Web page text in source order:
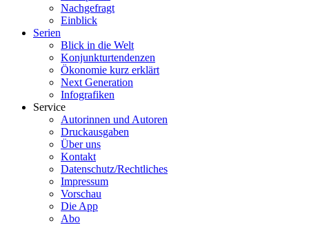
Nachgefragt
Einblick
Serien
Blick in die Welt
Konjunkturtendenzen
Ökonomie kurz erklärt
Next Generation
Infografiken
Service
Autorinnen und Autoren
Druckausgaben
Über uns
Kontakt
Datenschutz/Rechtliches
Impressum
Vorschau
Die App
Abo